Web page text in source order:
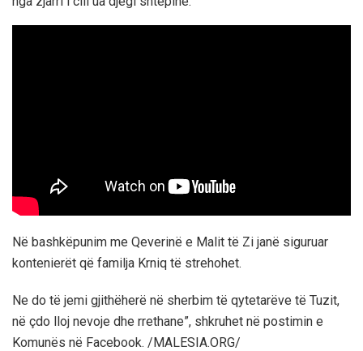
Në bashkëpunim me Qeverinë e Malit të Zi janë siguruar
kontenierët që familja Krniq të strehohet.
Ne do të jemi gjithëherë në sherbim të qytetarëve të Tuzit,
në çdo lloj nevoje dhe rrethane”, shkruhet në postimin e
Komunës në Facebook. /MALESIA.ORG/